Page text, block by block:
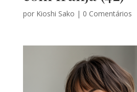
por Kioshi Sako | 0 Comentários